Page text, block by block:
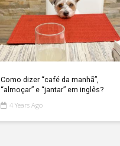
Como dizer “café da manhã”,
“almoçar” e “jantar” em inglês?
4 Years Ago